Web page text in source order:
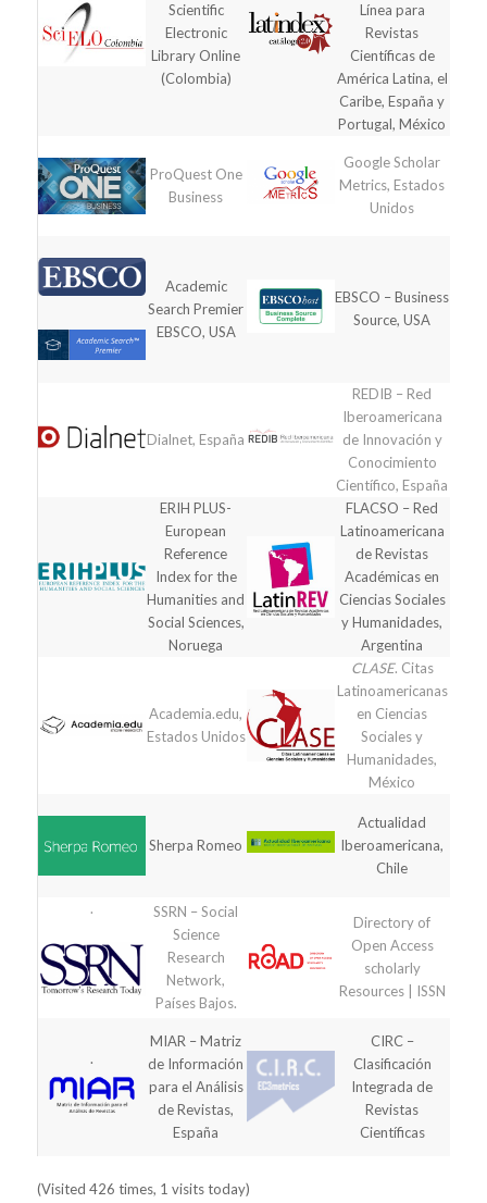
Scientific
Electronic
Library Online
(Colombia)
Línea para
Revistas
Científicas de
América Latina, el
Caribe, España y
Portugal, México
ProQuest One
Business
Google Scholar
Metrics, Estados
Unidos
Academic
Search Premier
EBSCO, USA
EBSCO – Business
Source, USA
Dialnet, España
REDIB – Red
Iberoamericana
de Innovación y
Conocimiento
Científico, España
ERIH PLUS-
European
Reference
Index for the
Humanities and
Social Sciences,
Noruega
FLACSO – Red
Latinoamericana
de Revistas
Académicas en
Ciencias Sociales
y Humanidades,
Argentina
Academia.edu,
Estados Unidos
CLASE. Citas
Latinoamericanas
en Ciencias
Sociales y
Humanidades,
México
Sherpa Romeo
Actualidad
Iberoamericana,
Chile
.
SSRN – Social
Science
Research
Network,
Países Bajos.
Directory of
Open Access
scholarly
Resources | ISSN
.
MIAR – Matriz
de Información
para el Análisis
de Revistas,
España
CIRC –
Clasificación
Integrada de
Revistas
Científicas
(Visited 426 times, 1 visits today)